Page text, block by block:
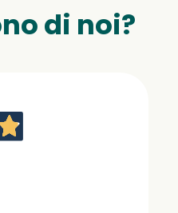
di noi?